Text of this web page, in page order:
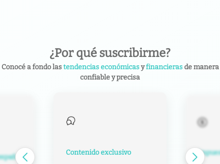
¿Por qué suscribirme?
Conocé a fondo lastendencias económicasyfinancierasde manera
confiable y precisa
Contenido exclusivo